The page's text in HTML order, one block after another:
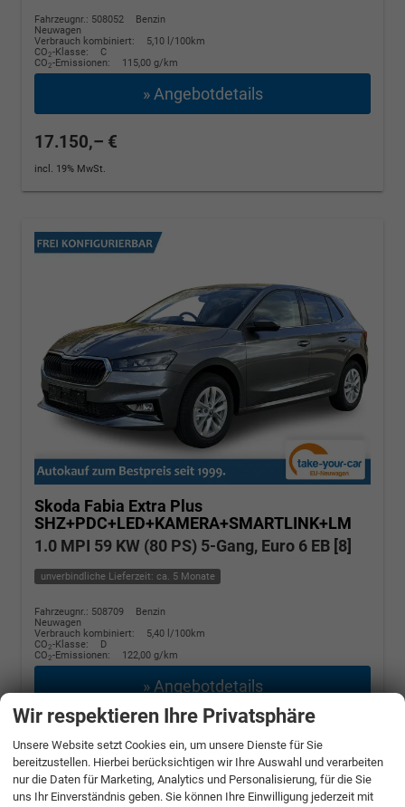
Fahrzeugnr.: 508052
Benzin
Neuwagen
Verbrauch kombiniert:
5,10 l/100km
CO2-Klasse:
C
CO2-Emissionen: 115,00 g/km
» Angebotdetails
17.150,– €
incl. 19% MwSt.
Skoda Fabia Extra Plus
SHZ+PDC+LED+KAMERA+SMARTLINK+LM
1.0 MPI 59 KW (80 PS) 5-Gang, Euro 6 EB [8]
unverbindliche Lieferzeit: ca. 5 Monate
Fahrzeugnr.: 508709
Benzin
Neuwagen
Verbrauch kombiniert:
5,40 l/100km
CO2-Klasse:
D
CO2-Emissionen: 122,00 g/km
» Angebotdetails
incl. 19% MwSt.
Wir respektieren Ihre Privatsphäre
Unsere Website setzt Cookies ein, um unsere Dienste für Sie
bereitzustellen. Hierbei berücksichtigen wir Ihre Auswahl und verarbeiten
nur die Daten für Marketing, Analytics und Personalisierung, für die Sie
uns Ihr Einverständnis geben. Sie können Ihre Einwilligung jederzeit mit